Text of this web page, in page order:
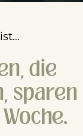
die
sparen